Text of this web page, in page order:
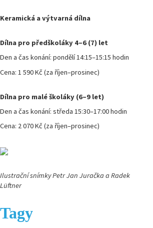
Keramická a výtvarná dílna
Dílna pro předškoláky 4–6 (7) let
Den a čas konání: pondělí 14:15–15:15 hodin
Cena: 1 590 Kč (za říjen–prosinec)
Dílna pro malé školáky (6–9 let)
Den a čas konání: středa 15:30–17:00 hodin
Cena: 2 070 Kč (za říjen–prosinec)
Ilustrační snímky Petr Jan Juračka a Radek
Lüftner
Tagy